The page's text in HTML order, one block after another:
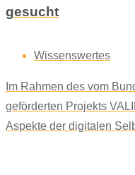
gesucht
Wissenswertes
Im Rahmen des vom
geförderten Projekts
Aspekte der digitalen